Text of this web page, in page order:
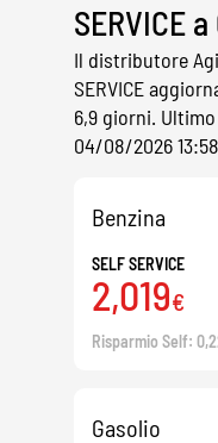
SERVICE
Il distributore
SERVICE
6,9 giorni.
04/08/2026
Benzina
SELF SERVICE
2,019€
Risparmio Self:
Gasolio